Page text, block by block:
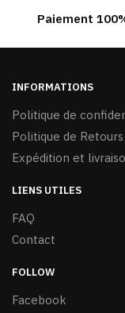
Paiement
INFORMATIONS
Politique de
Politique de
Expédition et
LIENS UTILES
FAQ
Contact
FOLLOW
Facebook